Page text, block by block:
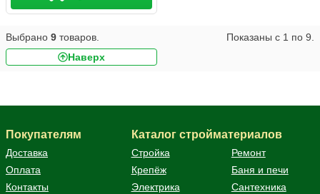
Выбрано 9 товаров. Показаны с 1 по 9
Наверх
Покупателям
Доставка
Оплата
Контакты
Каталог стройматериалов
Стройка
Ремонт
Крепёж
Баня и печи
Электрика
Сантехника